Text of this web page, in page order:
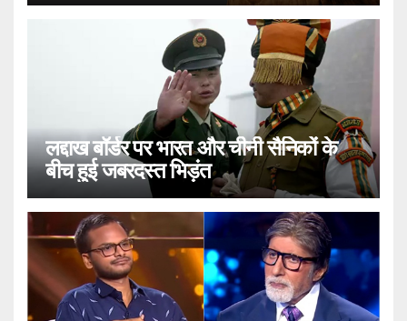
लद्दाख बॉर्डर पर भारत और चीनी सैनिकों के
बीच हुई जबरदस्त भिड़ंत